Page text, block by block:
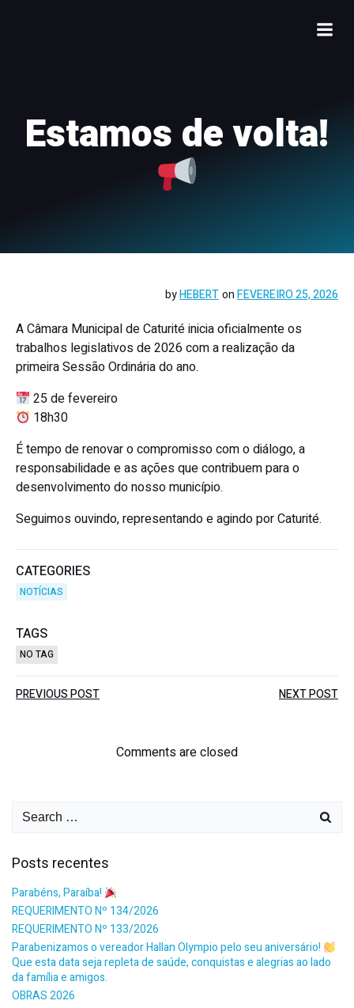
Estamos de volta!
byHEBERTonFEVEREIRO 25, 2026
A Câmara Municipal de Caturité inicia oficialmente os
trabalhos legislativos de 2026 com a realização da
primeira Sessão Ordinária do ano.
25 de fevereiro
18h30
É tempo de renovar o compromisso com o diálogo, a
responsabilidade e as ações que contribuem para o
desenvolvimento do nosso município.
Seguimos ouvindo, representando e agindo por Caturité.
CATEGORIES
NOTÍCIAS
TAGS
NO TAG
PREVIOUS POST NEXT POST
Comments are closed
Posts recentes
Parabéns, Paraíba!
REQUERIMENTO Nº 134/2026
REQUERIMENTO Nº 133/2026
Parabenizamos o vereador Hallan Olympio pelo seu aniversário!
Que esta data seja repleta de saúde, conquistas e alegrias ao lado
da família e amigos.
OBRAS 2026